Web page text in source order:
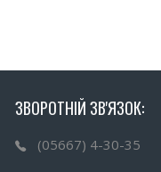
ЗВОРОТНІЙ ЗВ'ЯЗОК:
(05667) 4-30-35